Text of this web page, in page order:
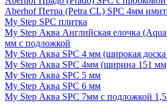
Aberhof Петра (Petra CL) SPC 4мм
My Step SPC плитка
My Step Аква Английская елочка
мм с подложкой
My Step Аква SPC 4 мм (широкая
My Step Аква SPC 4мм (ширина 151
My Step Аква SPC 5 мм
My Step Аква SPC 6 мм
My Step Аква SPC 7мм c подложкой